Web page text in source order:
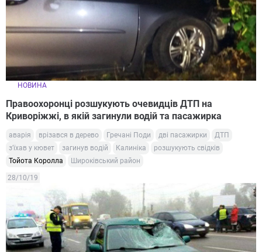
НОВИНА
Правоохоронці розшукують очевидців ДТП на
Криворіжжі, в якій загинули водій та пасажирка
аварія врізався в дерево Гречані Поди дві пасажирки
ДТП
з'їхав у кювет
загинув водій Калиніка
розшукують свідків
Тойота Королла
Широківський район
28/10/19